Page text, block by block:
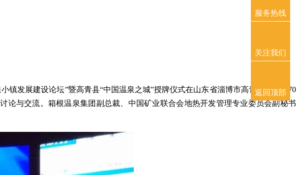
镇发展建设论坛”暨高青县“中国温泉之城”授牌仪式在山东省淄博市高青县举行。70
与交流。箱根温泉集团副总裁、中国矿业联合会地热开发管理专业委员会副秘书
服务热线
关注我们
返回顶部